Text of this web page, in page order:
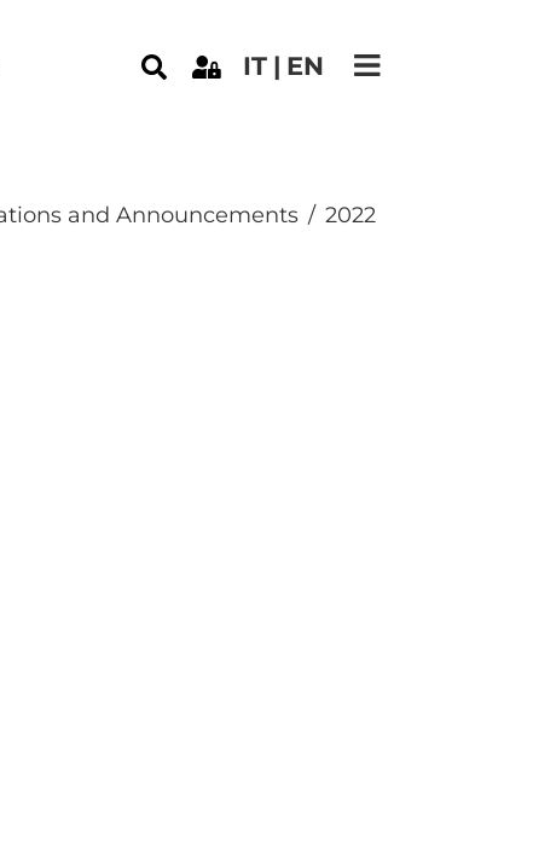
IT EN
and Announcements 2022